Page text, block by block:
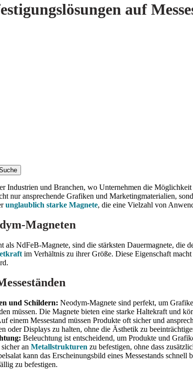
auf
Industrien und Branchen, wo Unternehmen die
nur ansprechende Grafiken und Marketingmaterialien,
unglaublich starke Magnete, die eine Vielzahl von
Magneten
als NdFeB-Magnete, sind die stärksten Dauermagnete, die
im Verhältnis zu ihrer Größe. Diese Eigenschaft
und Schildern: Neodym-Magnete sind perfekt, um
müssen. Die Magnete bieten eine starke Haltekraft und
einem Messestand müssen Produkte oft sicher und
oder Displays zu halten, ohne die Ästhetik zu
Beleuchtung ist entscheidend, um Produkte und
an Metallstrukturen zu befestigen, ohne dass
kann das Erscheinungsbild eines Messestands
zu befestigen.